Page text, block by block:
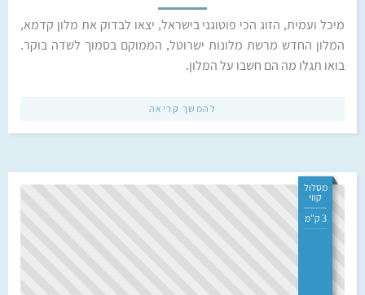
מיכל ועמית, הזוג הכי פוטוגני בישראל, יצאו לבדוק את מלון קדמא,
המלון החדש מרשת מלונות ישרוטל, הממוקם בסמוך לשדה בוקר.
בואו תגלו מה הם חשבו על המלון.
להמשך קריאה
מסלול
קווי
3 ק"מ